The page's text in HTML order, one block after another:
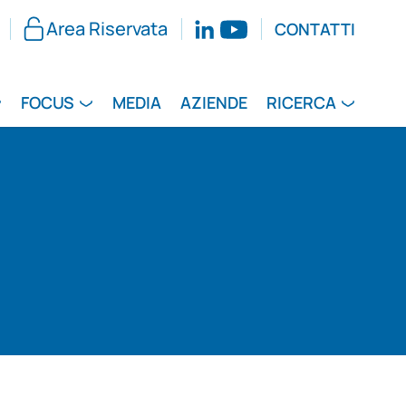
Area Riservata CONTATTI
FOCUS MEDIA AZIENDE RICERCA